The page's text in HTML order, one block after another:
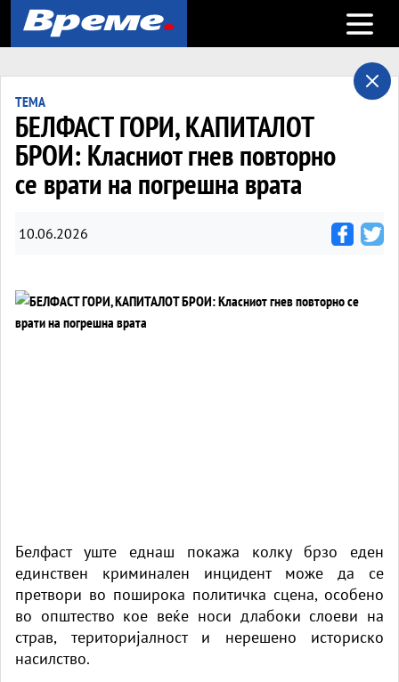
Open
ТЕМА
БЕЛФАСТ ГОРИ, КАПИТАЛОТ
БРОИ: Класниот гнев повторно
се врати на погрешна врата
10.06.2026
Белфаст уште еднаш покажа колку брзо еден
единствен криминален инцидент може да се
претвори во поширока политичка сцена, особено
во општество кое веќе носи длабоки слоеви на
страв, територијалност и нерешено историско
насилство.